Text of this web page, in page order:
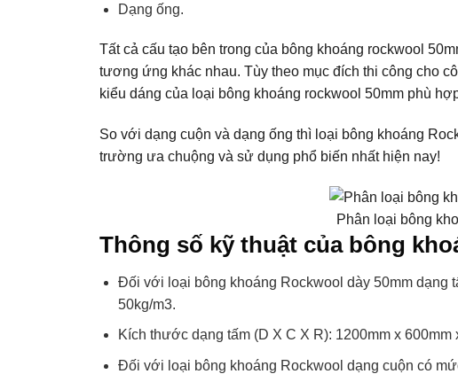
Dạng ống.
Tất cả cấu tạo bên trong của bông khoáng rockwool
tương ứng khác nhau. Tùy theo mục đích thi công cho
kiểu dáng của loại bông khoáng rockwool 50mm phù
So với dạng cuộn và dạng ống thì loại bông khoáng
trường ưa chuộng và sử dụng phổ biến nhất hiện nay!
Phân loại bông
Thông số kỹ thuật của bông
Đối với loại bông khoáng Rockwool dày 50mm dạng
50kg/m3.
Kích thước dạng tấm (D X C X R): 1200mm x 600mm
Đối với loại bông khoáng Rockwool dạng cuộn có